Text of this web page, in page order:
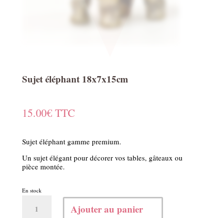
Sujet éléphant 18x7x15cm
15.00€ TTC
Sujet éléphant gamme premium.
Un sujet élégant pour décorer vos tables, gâteaux ou
pièce montée.
En stock
Ajouter au panier